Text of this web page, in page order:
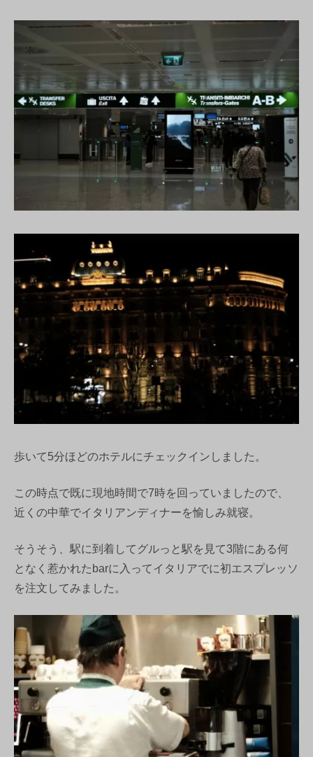
歩いて5分ほどのホテルにチェックインしました。
この時点で既に現地時間で7時を回っていましたので、
近くの中華でイタリアンディナーを愉しみ就寝。
そうそう、駅に到着してグルっと駅を見て3階にある何
となく惹かれたbarに入ってイタリアでに初エスプレッソ
を注文してみました。